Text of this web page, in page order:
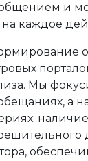
и
каждое
Мы
а
наличие